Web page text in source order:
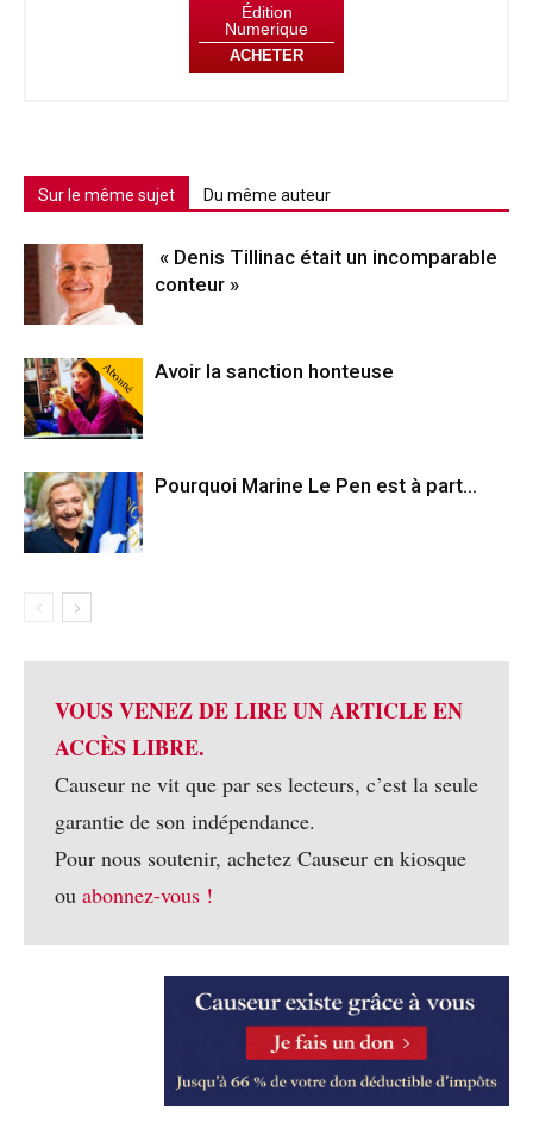
Édition
Numerique
ACHETER
Sur le même sujet Du même auteur
« Denis Tillinac était un incomparable
conteur »
Abonné Avoir la sanction honteuse
Pourquoi Marine Le Pen est à part…
VOUS VENEZ DE LIRE UN ARTICLE EN
ACCÈS LIBRE.
Causeur ne vit que par ses lecteurs, c’est la seule
garantie de son indépendance.
Pour nous soutenir, achetez Causeur en kiosque
ou abonnez-vous !